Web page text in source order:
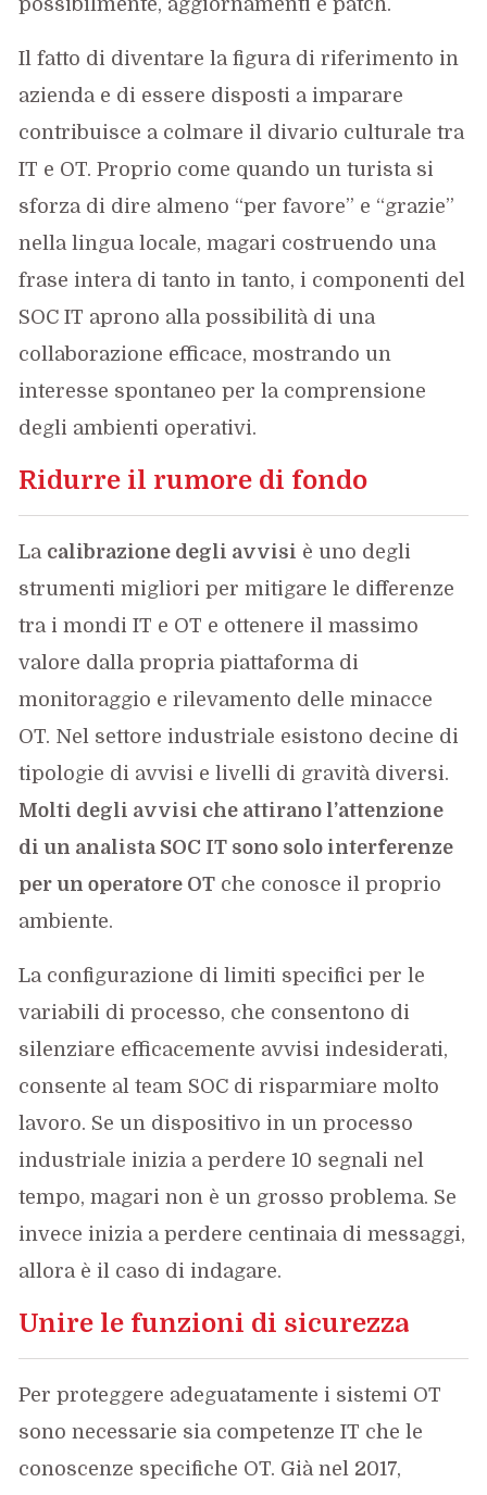
Il fatto di diventare la figura di riferimento in
azienda e di essere disposti a imparare
contribuisce a colmare il divario culturale tra
IT e OT. Proprio come quando un turista si
sforza di dire almeno “per favore” e “grazie”
nella lingua locale, magari costruendo una
frase intera di tanto in tanto, i componenti del
SOC IT aprono alla possibilità di una
collaborazione efficace, mostrando un
interesse spontaneo per la comprensione
degli ambienti operativi.
Ridurre il rumore di fondo
La calibrazione degli avvisi è uno degli
strumenti migliori per mitigare le differenze
tra i mondi IT e OT e ottenere il massimo
valore dalla propria piattaforma di
monitoraggio e rilevamento delle minacce
OT. Nel settore industriale esistono decine di
tipologie di avvisi e livelli di gravità diversi.
Molti degli avvisi che attirano l’attenzione
di un analista SOC IT sono solo interferenze
per un operatore OT che conosce il proprio
ambiente.
La configurazione di limiti specifici per le
variabili di processo, che consentono di
silenziare efficacemente avvisi indesiderati,
consente al team SOC di risparmiare molto
lavoro. Se un dispositivo in un processo
industriale inizia a perdere 10 segnali nel
tempo, magari non è un grosso problema. Se
invece inizia a perdere centinaia di messaggi,
allora è il caso di indagare.
Unire le funzioni di sicurezza
Per proteggere adeguatamente i sistemi OT
sono necessarie sia competenze IT che le
conoscenze specifiche OT. Già nel 2017,